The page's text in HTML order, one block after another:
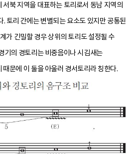
북 지역을 대표하는 토리로서 동남 지역의
. 토리 간에는 변별되는 요소도 있지만 공통된
가 긴밀할 경우 상위의 토리도 설정될 수
기의 경토리는 비중음이나 시김새는
문에 이 둘을 아울러 경서토리라 칭한다.